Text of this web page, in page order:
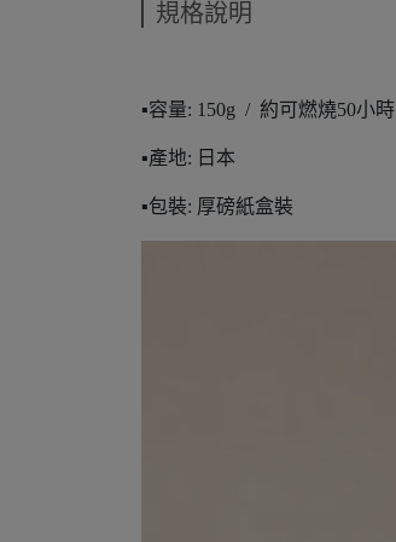
規格說明
▪️容量: 150g / 約可燃燒50小時
▪️產地: 日本
▪️包裝: 厚磅紙盒裝